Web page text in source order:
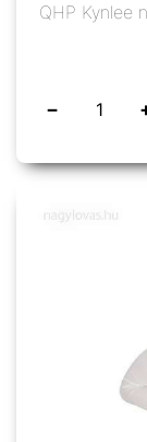
QHP Kynlee
−